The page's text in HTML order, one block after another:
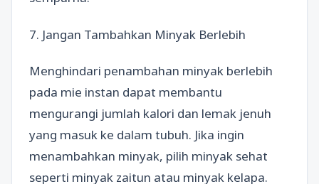
7. Jangan Tambahkan Minyak Berlebih
Menghindari penambahan minyak berlebih
pada mie instan dapat membantu
mengurangi jumlah kalori dan lemak jenuh
yang masuk ke dalam tubuh. Jika ingin
menambahkan minyak, pilih minyak sehat
seperti minyak zaitun atau minyak kelapa.